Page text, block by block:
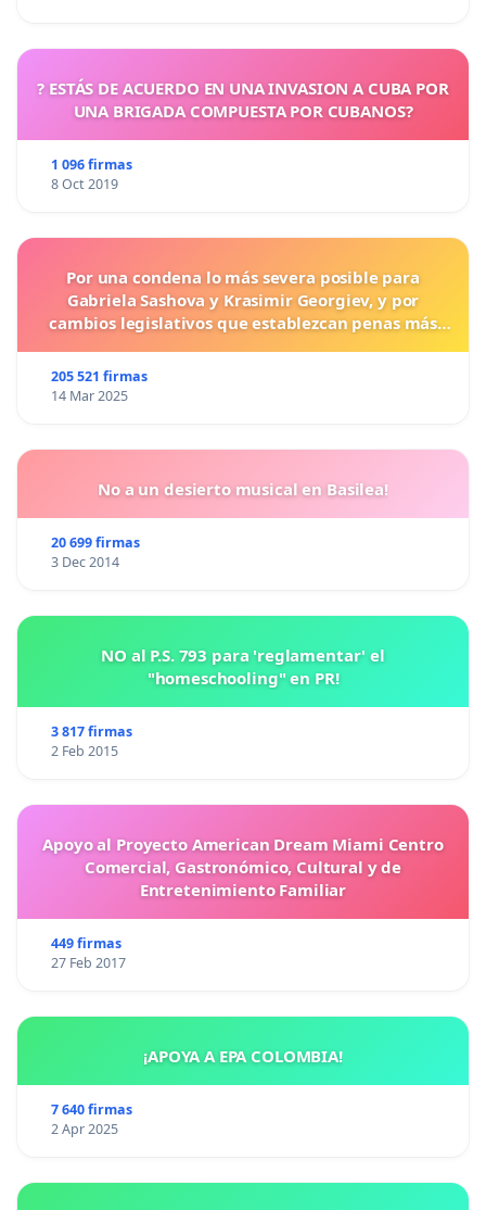
? ESTÁS DE ACUERDO EN UNA INVASION A CUBA POR
UNA BRIGADA COMPUESTA POR CUBANOS?
1 096 firmas
8 Oct 2019
Por una condena lo más severa posible para
Gabriela Sashova y Krasimir Georgiev, y por
cambios legislativos que establezcan penas más
205 521 firmas
14 Mar 2025
No a un desierto musical en Basilea!
20 699 firmas
3 Dec 2014
NO al P.S. 793 para 'reglamentar' el
"homeschooling" en PR!
3 817 firmas
2 Feb 2015
Apoyo al Proyecto American Dream Miami Centro
Comercial, Gastronómico, Cultural y de
Entretenimiento Familiar
449 firmas
27 Feb 2017
¡APOYA A EPA COLOMBIA!
7 640 firmas
2 Apr 2025